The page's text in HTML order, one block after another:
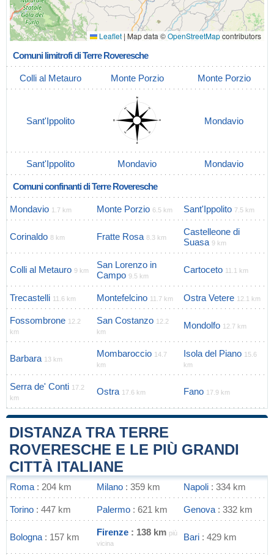
Leaflet| Map data ©OpenStreetMapcontributors
Comuni limitrofi di Terre Roveresche
Colli al Metauro Monte Porzio Monte Porzio
Sant'Ippolito Mondavio
Sant'Ippolito Mondavio Mondavio
Comuni confinanti di Terre Roveresche
Mondavio 1.7 km Monte Porzio 6.5 km Sant'Ippolito 7.5 km
Corinaldo 8 km Fratte Rosa 8.3 km
Castelleone di
Suasa 9 km
Colli al Metauro 9 km
San Lorenzo in
Campo 9.5 km
Cartoceto 11.1 km
Trecastelli 11.6 km Montefelcino 11.7 km Ostra Vetere 12.1 km
Fossombrone 12.2
km
San Costanzo 12.2
km
Mondolfo 12.7 km
Barbara 13 km
Mombaroccio 14.7
km
Isola del Piano 15.6
km
Serra de' Conti 17.2
km
Ostra 17.6 km Fano 17.9 km
DISTANZA TRA TERRE
ROVERESCHE E LE PIÙ GRANDI
CITTÀ ITALIANE
Roma : 204 km Milano : 359 km Napoli : 334 km
Torino : 447 km Palermo : 621 km Genova : 332 km
Bologna : 157 km Firenze : 138 km più
vicina
Bari : 429 km